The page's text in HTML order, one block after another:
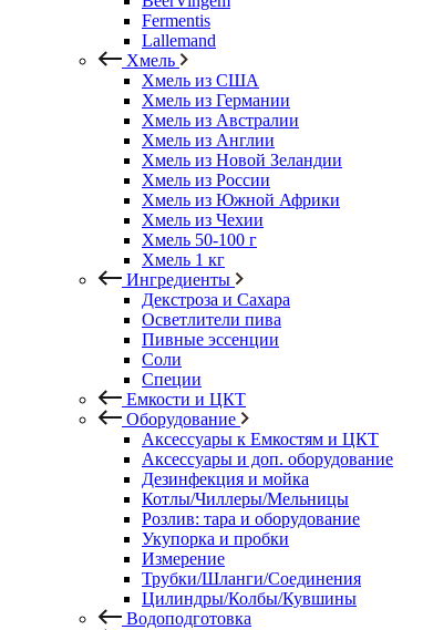
Fermentis
Lallemand
Хмель
Хмель из США
Хмель из Германии
Хмель из Австралии
Хмель из Англии
Хмель из Новой Зеландии
Хмель из России
Хмель из Южной Африки
Хмель из Чехии
Хмель 50-100 г
Хмель 1 кг
Ингредиенты
Декстроза и Сахара
Осветлители пива
Пивные эссенции
Соли
Специи
Емкости и ЦКТ
Оборудование
Аксессуары к Емкостям и ЦКТ
Аксессуары и доп. оборудование
Дезинфекция и мойка
Котлы/Чиллеры/Мельницы
Розлив: тара и оборудование
Укупорка и пробки
Измерение
Трубки/Шланги/Соединения
Цилиндры/Колбы/Кувшины
Водоподготовка